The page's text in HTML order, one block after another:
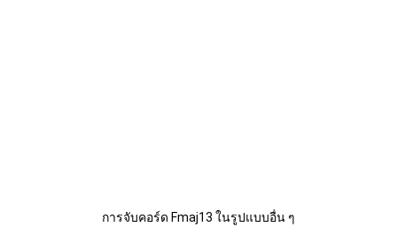
การจับคอร์ด Fmaj13 ในรูปแบบอื่น ๆ